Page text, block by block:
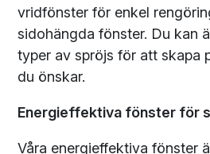
vridfönster för enkel
sidohängda fönster. Du kan
typer av spröjs för att skapa
du önskar.
Energieffektiva fönster för
Våra energieffektiva fönster